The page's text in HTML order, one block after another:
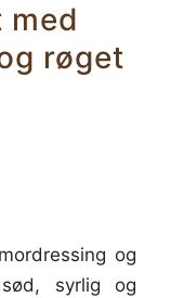
med
røget
og
syrlig og